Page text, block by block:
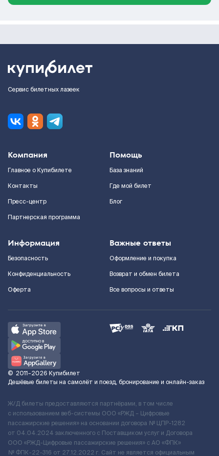
Сервис билетных лазеек
Компания
Главное о Купибилете
Контакты
Пресс-центр
Партнерская программа
Помощь
База знаний
Где мой билет
Блог
Информация
Безопасность
Конфиденциальность
Оферта
Важные ответы
Оформление и покупка
Возврат и обмен билета
Все вопросы и ответы
© 2011–2026 Купибилет
Дешёвые билеты на самолёт и поезд, бронирование и онлайн-заказ
Ж/Д билеты предоставляются партнёрами, в том числе
с использованием веб-системы ООО «РЖД – Цифровые
пассажирские решения» на основании договора № ЦПР-1282
от 04.04.2024 заключенного с Поставщиком услуг и Договора
ООО «РЖД-Цифровые пассажирские решения» c АО «ФПК»
№ ФПК-22-316 от 27.12.2022 г. Сайт не является официальным